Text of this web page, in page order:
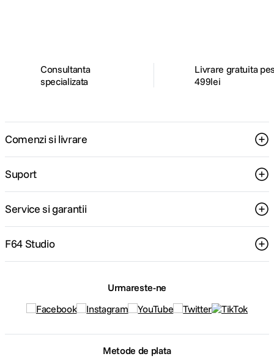
Consultanta
specializata
Livrare gratuita
499lei
Comenzi si livrare
Suport
Service si garantii
F64 Studio
Urmareste-ne
Metode de plata